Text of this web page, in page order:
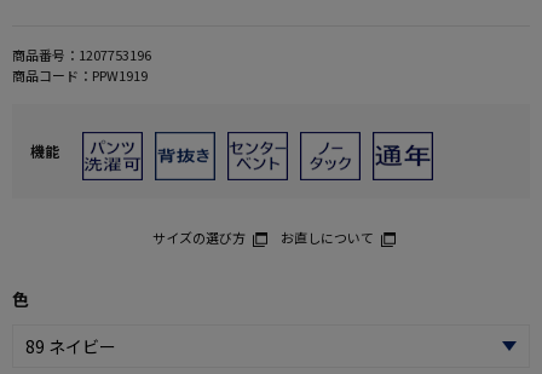
商品番号： 1207753196
商品コード： PPW1919
機能
サイズの選び方 お直しについて
色